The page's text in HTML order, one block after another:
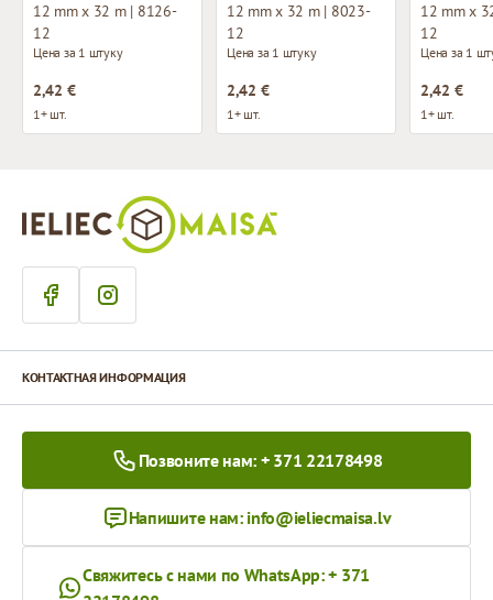
12 mm x 32 m | 8126-
12
Цена за 1 штуку
2,42 €
1+ шт.
12 mm x 32 m | 8023-
12
Цена за 1 штуку
2,42 €
1+ шт.
12 mm x
12
Цена за 1
2,42 €
1+ шт.
КОНТАКТНАЯ ИНФОРМАЦИЯ
Позвоните нам: + 371 22178498
Напишите нам: info@ieliecmaisa.lv
Свяжитесь с нами по WhatsApp: + 371